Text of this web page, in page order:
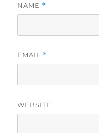
NAME *
EMAIL *
WEBSITE